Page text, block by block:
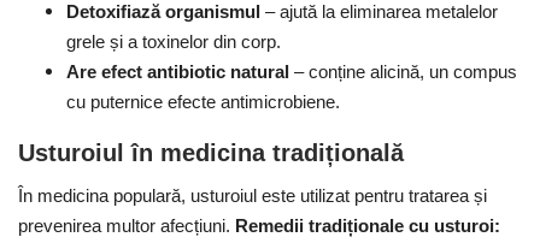
Detoxifiază organismul –ajută la eliminarea metalelor
grele și a toxinelor din corp.
Are efect antibiotic natural –conține alicină, un compus
cu puternice efecte antimicrobiene.
Usturoiul în medicina tradițională
În medicina populară, usturoiul este utilizat pentru tratarea și
prevenirea multor afecțiuni. Remedii tradiționale cu usturoi: